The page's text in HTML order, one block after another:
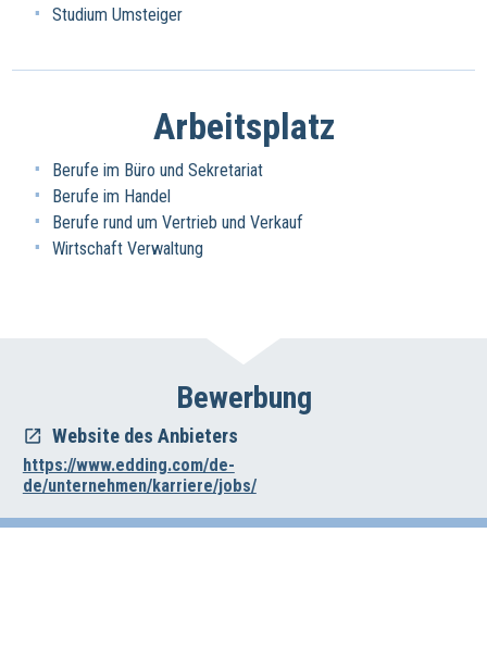
Studium Umsteiger
Arbeitsplatz
Berufe im Büro und Sekretariat
Berufe im Handel
Berufe rund um Vertrieb und Verkauf
Wirtschaft Verwaltung
Bewerbung
Website des Anbieters
https://www.edding.com/de-
de/unternehmen/karriere/jobs/